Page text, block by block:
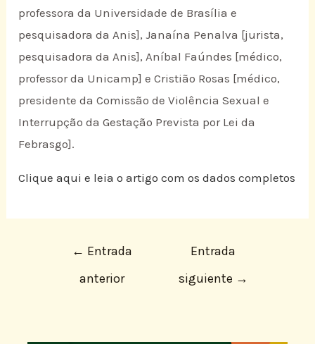
professora da Universidade de Brasília e
pesquisadora da Anis], Janaína Penalva [jurista,
pesquisadora da Anis], Aníbal Faúndes [médico,
professor da Unicamp] e Cristião Rosas [médico,
presidente da Comissão de Violência Sexual e
Interrupção da Gestação Prevista por Lei da
Febrasgo].
Clique aqui e leia o artigo com os dados completos
← Entrada
anterior
Entrada
siguiente →